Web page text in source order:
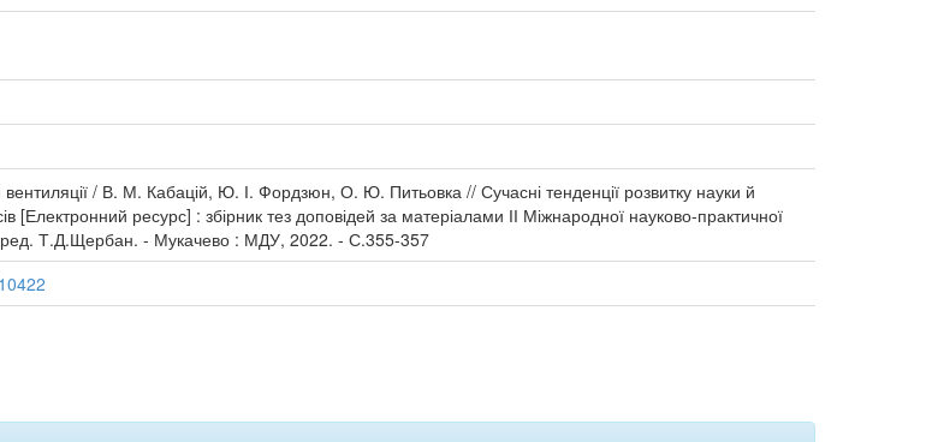
/ В. М. Кабацій, Ю. І. Фордзюн, О. Ю. Питьовка // Сучасні тенденції розвитку науки й
[Електронний ресурс] : збірник тез доповідей за матеріалами ІІ Міжнародної науково-практичної
ред. Т.Д.Щербан. - Мукачево : МДУ, 2022. - С.355-357